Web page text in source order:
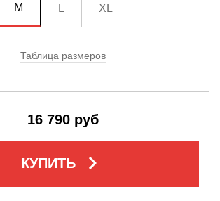
M L XL
Таблица размеров
16 790 руб
КУПИТЬ keyboard_arrow_right